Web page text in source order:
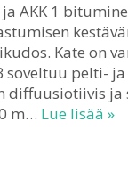
AKK 1
Kate on
soveltuu pelti-
ja
m… Lue lisää »